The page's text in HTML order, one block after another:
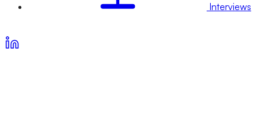
Interviews